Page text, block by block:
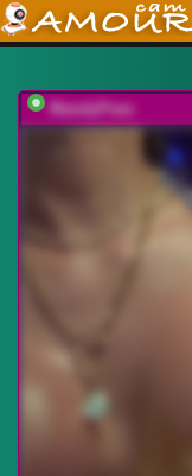
MandyPeas